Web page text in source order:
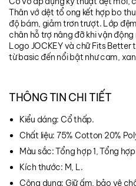
Thân vớ dệt tổ ong kết hợp bo
độ bám, giảm trơn trượt. Lớp
chân hỗ trợ nâng đỡ khi vận
Logo JOCKEY và chữ Fits
từ basic đến nổi bật như cam,
THÔNG TIN CHI TIẾT
Kiểu dáng: Cổ thấp.
Chất liệu: 75% Cotton 20%
Màu sắc: Tổng hợp 1, Tổng
Kích thước: M, L.
Công dụng: Giữ ấm, bảo vệ